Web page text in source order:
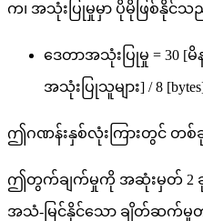
က၊ အသ ပမမ ပမ ဖစနငသ
ဒတအသ ပမ = 30 [မ
အသ ပသမ] / 8 [bytes
ဤဂဏနနစလ ကတင တစ
ဤတကခကမက အဆမတ 2
အသ- မငနငသ ခတဆကမ